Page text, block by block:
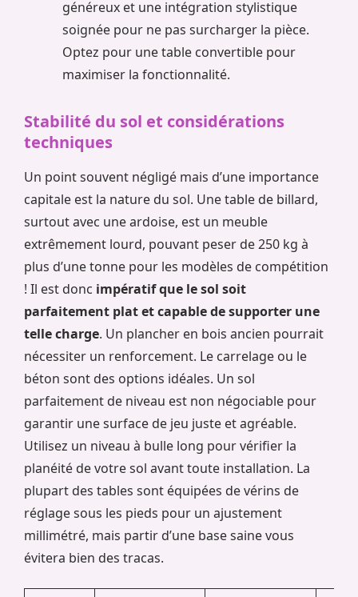
généreux et une intégration stylistique
soignée pour ne pas surcharger la pièce.
Optez pour une table convertible pour
maximiser la fonctionnalité.
Stabilité du sol et considérations
techniques
Un point souvent négligé mais d’une importance
capitale est la nature du sol. Une table de billard,
surtout avec une ardoise, est un meuble
extrêmement lourd, pouvant peser de 250 kg à
plus d’une tonne pour les modèles de compétition
! Il est donc impératif que le sol soit
parfaitement plat et capable de supporter une
telle charge. Un plancher en bois ancien pourrait
nécessiter un renforcement. Le carrelage ou le
béton sont des options idéales. Un sol
parfaitement de niveau est non négociable pour
garantir une surface de jeu juste et agréable.
Utilisez un niveau à bulle long pour vérifier la
planéité de votre sol avant toute installation. La
plupart des tables sont équipées de vérins de
réglage sous les pieds pour un ajustement
millimétré, mais partir d’une base saine vous
évitera bien des tracas.